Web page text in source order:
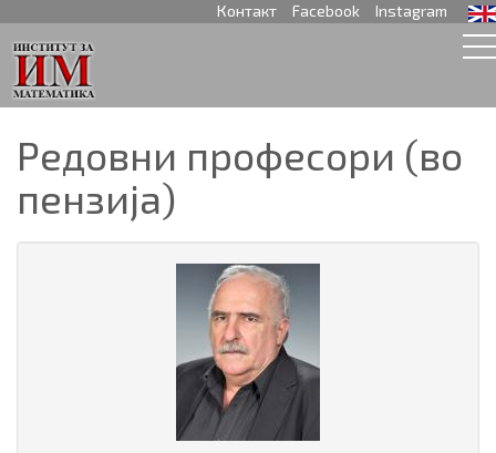
Контакт Facebook Instagram
Редовни професори (во
пензија)